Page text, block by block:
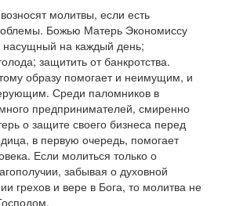
молитвы, если есть
Божью Матерь Экономиссу
насущный на каждый день;
защитить от банкротства.
образу помогает и неимущим, и
Среди паломников в
предпринимателей, смиренно
о защите своего бизнеса перед
в первую очередь, помогает
Если молиться только о
забывая о духовной
грехов и вере в Бога, то молитва не